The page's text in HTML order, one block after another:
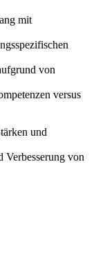
mit
von
versus
und
Verbesserung von